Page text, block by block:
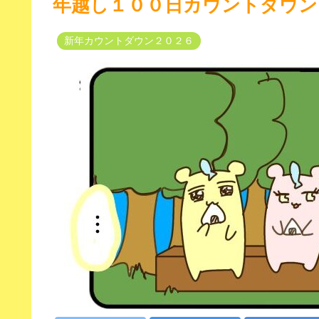
年越し１００日カウントダウ
新年カウントダウン２０２６